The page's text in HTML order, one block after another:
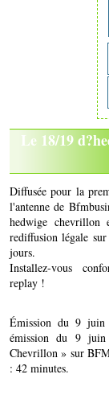
Le 18/19
Diffusée pour la
l'antenne de
hedwige chevrillon
rediffusion légale
jours.
Installez-vous
replay !
Émission du 9
émission du 9
Chevrillon » sur
: 42 minutes.